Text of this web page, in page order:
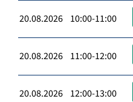
20.08.2026 10:00-11:00
20.08.2026 11:00-12:00
20.08.2026 12:00-13:00